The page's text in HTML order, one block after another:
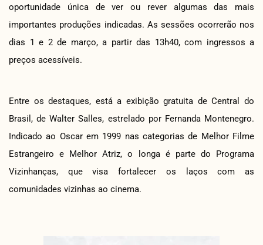
oportunidade única de ver ou rever algumas das mais
importantes produções indicadas. As sessões ocorrerão nos
dias 1 e 2 de março, a partir das 13h40, com ingressos a
preços acessíveis.
Entre os destaques, está a exibição gratuita de Central do
Brasil, de Walter Salles, estrelado por Fernanda Montenegro.
Indicado ao Oscar em 1999 nas categorias de Melhor Filme
Estrangeiro e Melhor Atriz, o longa é parte do Programa
Vizinhanças, que visa fortalecer os laços com as
comunidades vizinhas ao cinema.